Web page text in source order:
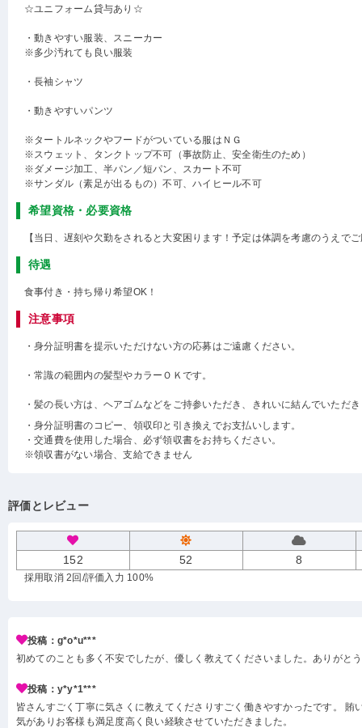
☆ユニフォーム貸与あり☆
・動きやすい服装、スニーカー
※多少汚れても良い服装
・長袖シャツ
・動きやすいパンツ
※タートルネックやフードがついている服はＮＧ
※スウェット、タンクトップ不可（事故防止、安全衛生のため）
※ダメージ加工、半パン／短パン、スカート不可
※サンダル（素足が出るもの）不可、ハイヒール不可
希望資格・必要資格
【当日、遅刻や欠勤をされると大変困ります！予定は体調を考慮のうえで
待遇
食事付き・持ち帰り希望OK！
注意事項
・身分証明書を提示いただけない方の応募はご遠慮ください。
・常識の範囲内の髪型やカラーＯＫです。
・髪の長い方は、ヘアゴムなどをご持参いただき、きれいに結んでいただ
・身分証明書のコピー、領収印と引き換えでお支払いします。
・交通費を使用した場合、必ず領収書をお持ちください。
※領収書がない場合、支給できません
評価とレビュー
152 52 8
採用取消 2回 /評価入力 100%
投稿：g*o*u***
初めてのことも多く不安でしたが、優しく教えてくださいました。ありがと
投稿：y*y*1***
皆さんすごく丁寧に気さくに教えてくださりすごく働きやすかったです。 賄
気がありお客様も満足度高く良い経験させていただきました。